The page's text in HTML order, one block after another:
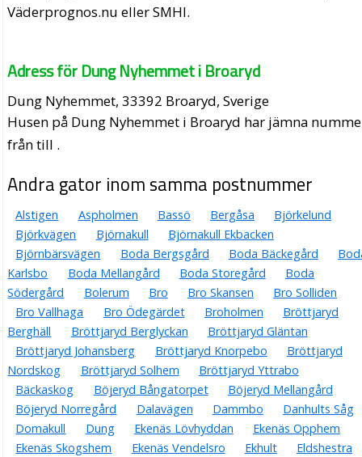
Väderprognos.nu eller SMHI.
Adress för Dung Nyhemmet i Broaryd
Dung Nyhemmet, 33392 Broaryd, Sverige
Husen på Dung Nyhemmet i Broaryd har jämna
från till .
Andra gator inom samma postnummer
Alstigen Aspholmen Bassö Bergåsa
Björkelund
Björkvägen
Björnakull
Björnakull Ekbacken
Björnbärsvägen
Boda Bergsgård Boda Bäckegård
Karlsbo
Boda Mellangård Boda Storegård
Boda
Södergård
Bolerum Bro Bro Skansen
Bro Solliden
Bro Vallhaga
Bro Ödegärdet Broholmen
Bröttjaryd
Berghäll
Bröttjaryd Berglyckan
Bröttjaryd Gläntan
Bröttjaryd Johansberg
Bröttjaryd Knorpebo
Bröttjaryd
Nordskog
Bröttjaryd Solhem
Bröttjaryd Yttrabo
Bäckaskog
Böjeryd Bångatorpet
Böjeryd Mellangård
Böjeryd Norregård
Dalavägen Dammbo
Danhults Såg
Domakull
Dung Ekenäs Lövhyddan
Ekenäs Opphem
Ekenäs Skogshem
Ekenäs Vendelsro Ekhult
Eldshestra